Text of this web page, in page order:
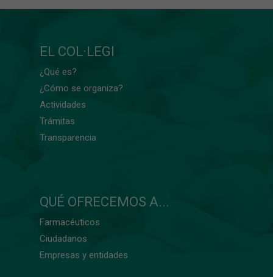
EL COL·LEGI
¿Qué es?
¿Cómo se organiza?
Actividades
Trámitas
Transparencia
QUÉ OFRECEMOS A...
Farmacéuticos
Ciudadanos
Empresas y entidades